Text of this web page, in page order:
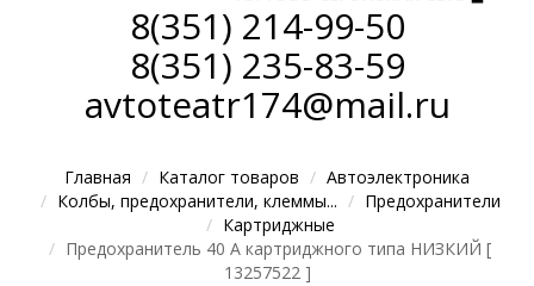
8(351) 214-99-50
8(351) 235-83-59
avtoteatr174@mail.ru
Главная Каталог товаров
Автоэлектроника
Колбы, предохранители, клеммы...
Предохранители
Картриджные
Предохранитель 40 А картриджного типа НИЗКИЙ [
13257522 ]